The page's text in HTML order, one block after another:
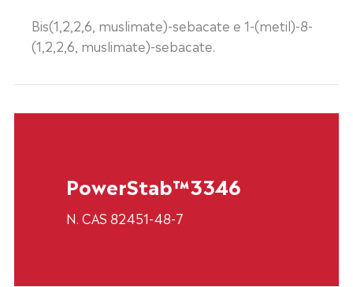
Bis(1,2,2,6, muslimate)-sebacate e 1-(metil)-8-
(1,2,2,6, muslimate)-sebacate.
PowerStab™3346
N. CAS 82451-48-7